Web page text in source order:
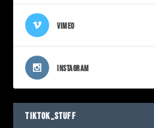
VIMEO
INSTAGRAM
TIKTOK_STUFF